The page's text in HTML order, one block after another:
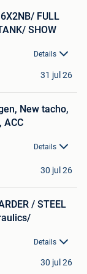
FULL
SHOW
Details
31 jul 26
New tacho,
ACC
Details
30 jul 26
/ STEEL
Details
30 jul 26